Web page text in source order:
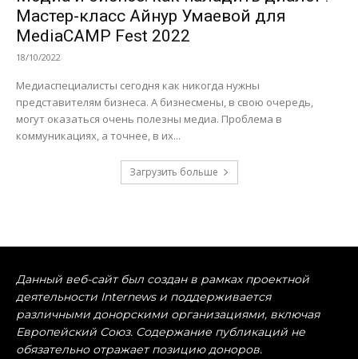
Мастер-класс Айнур Умаевой для
MediaCAMP Fest 2022
18/10/2022
Медиаспециалисты сегодня как никогда нужны
представителям бизнеса. А бизнесмены, в свою очередь,
могут оказаться очень полезны медиа. Проблема в
коммуникациях, а точнее, в их...
Загрузить больше
Данный веб-сайт был создан в рамках проектной
деятельности Internews и поддерживается
различными донорскими организациями, включая
Европейский Союз. Содержание публикаций не
обязательно отражает позицию доноров.